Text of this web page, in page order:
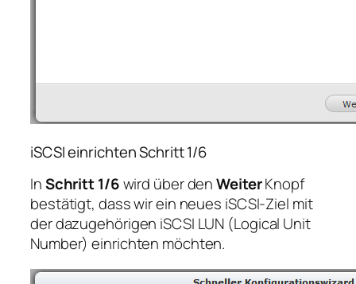
iSCSI einrichten Schritt 1/6
InSchritt 1/6wird über denWeiterKnopf
bestätigt, dass wir ein neues iSCSI-Ziel mit
der dazugehörigen iSCSI LUN (Logical Unit
Number) einrichten möchten.